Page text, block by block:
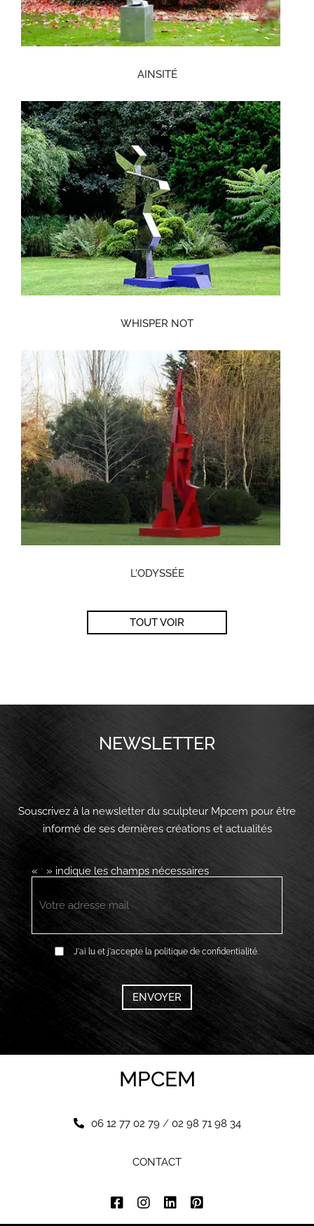
AINSITÉ
WHISPER NOT
L'ODYSSÉE
TOUT VOIR
NEWSLETTER
Souscrivez à la newsletter du sculpteur Mpcem pour être
informé de ses dernières créations et actualités
« *» indique les champs nécessaires
E-
RGPD J'ai lu et j'accepte la politique de confidentialité.
CAPTCHA
MPCEM
06 12 77 02 79/ 02 98 71 98 34
CONTACT